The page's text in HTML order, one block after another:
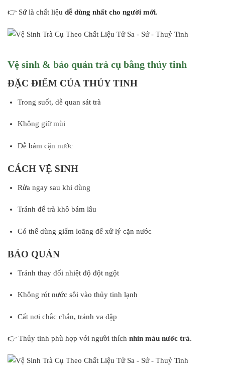
👉 Sứ là chất liệu dễ dùng nhất cho người mới.
Vệ sinh & bảo quản trà cụ bằng thủy tinh
ĐẶC ĐIỂM CỦA THỦY TINH
Trong suốt, dễ quan sát trà
Không giữ mùi
Dễ bám cặn nước
CÁCH VỆ SINH
Rửa ngay sau khi dùng
Tránh để trà khô bám lâu
Có thể dùng giấm loãng để xử lý cặn nước
BẢO QUẢN
Tránh thay đổi nhiệt độ đột ngột
Không rót nước sôi vào thủy tinh lạnh
Cất nơi chắc chắn, tránh va đập
👉 Thủy tinh phù hợp với người thích nhìn màu nước trà.